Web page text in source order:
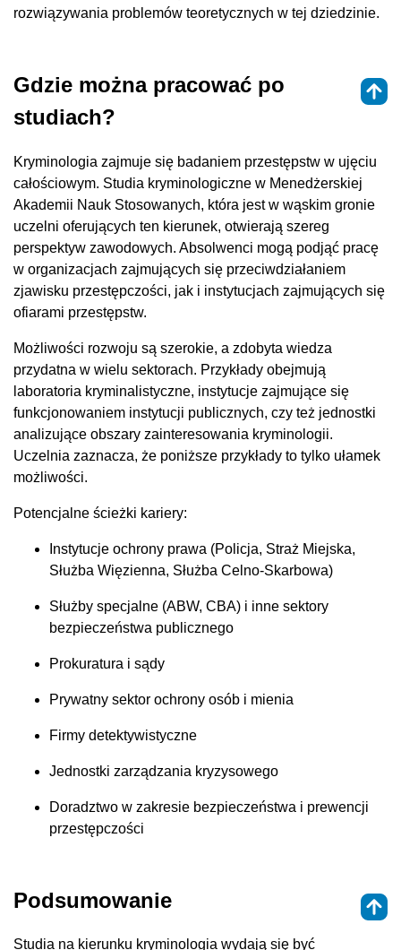
rozwiązywania problemów teoretycznych w tej dziedzinie.
Gdzie można pracować po
studiach?
Kryminologia zajmuje się badaniem przestępstw w ujęciu
całościowym. Studia kryminologiczne w Menedżerskiej
Akademii Nauk Stosowanych, która jest w wąskim gronie
uczelni oferujących ten kierunek, otwierają szereg
perspektyw zawodowych. Absolwenci mogą podjąć pracę
w organizacjach zajmujących się przeciwdziałaniem
zjawisku przestępczości, jak i instytucjach zajmujących się
ofiarami przestępstw.
Możliwości rozwoju są szerokie, a zdobyta wiedza
przydatna w wielu sektorach. Przykłady obejmują
laboratoria kryminalistyczne, instytucje zajmujące się
funkcjonowaniem instytucji publicznych, czy też jednostki
analizujące obszary zainteresowania kryminologii.
Uczelnia zaznacza, że poniższe przykłady to tylko ułamek
możliwości.
Potencjalne ścieżki kariery:
Instytucje ochrony prawa (Policja, Straż Miejska,
Służba Więzienna, Służba Celno-Skarbowa)
Służby specjalne (ABW, CBA) i inne sektory
bezpieczeństwa publicznego
Prokuratura i sądy
Prywatny sektor ochrony osób i mienia
Firmy detektywistyczne
Jednostki zarządzania kryzysowego
Doradztwo w zakresie bezpieczeństwa i prewencji
przestępczości
Podsumowanie
Studia na kierunku kryminologia wydają się być